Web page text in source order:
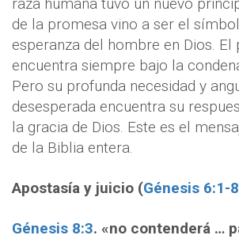
raza humana tuvo un nuevo
de la promesa vino a ser el
esperanza del hombre en Dios. El
encuentra siempre bajo la
Pero su profunda necesidad y
desesperada encuentra su
la gracia de Dios. Este es el
de la Biblia entera.
Apostasía y juicio (Génesis 6:1-8
Génesis 8:3. «no contenderá …